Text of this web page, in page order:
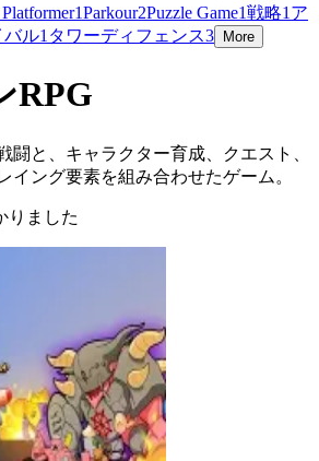
1Parkour2Puzzle Game1戦略1 ア
バル1 タワーディフェンス3 More
RPG
闘と、キャラクター育成、クエスト、
イング要素を組み合わせたゲーム。
りました